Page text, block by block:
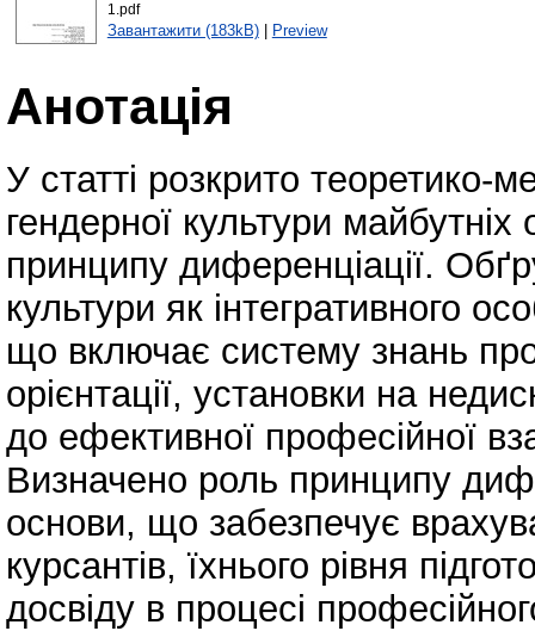
1.pdf
Завантажити (183kB)| Preview
Анотація
У статті розкрито теоретико-
гендерної культури
принципу диференціації.
культури як інтегративного
що включає систему знань про
орієнтації, установки на
до ефективної професійної
Визначено роль принципу
основи, що забезпечує
курсантів, їхнього рівня
досвіду в процесі